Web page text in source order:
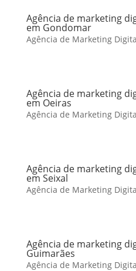
Agência de marketing
em Gondomar
Agência de Marketing
Agência de marketing
em Oeiras
Agência de Marketing
Agência de marketing
em Seixal
Agência de Marketing
Agência de marketing
Guimarães
Agência de Marketing